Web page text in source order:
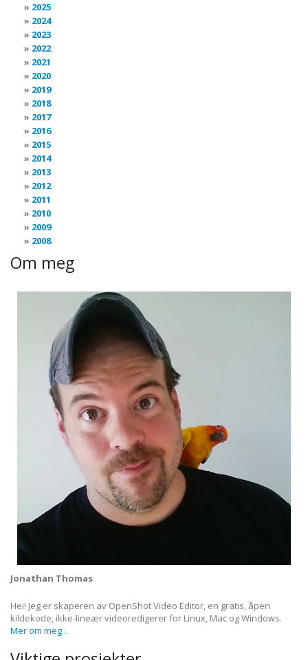
2025
2024
2023
2022
2021
2020
2019
2018
2017
2016
2015
2014
2013
2012
2011
2010
2009
2008
Om meg
Jonathan Thomas
Hei! Jeg er skaperen av OpenShot Video Editor, en gratis, åpen
kildekode, ikke-lineær videoredigerer for Linux, Mac og Windows.
Mer om meg...